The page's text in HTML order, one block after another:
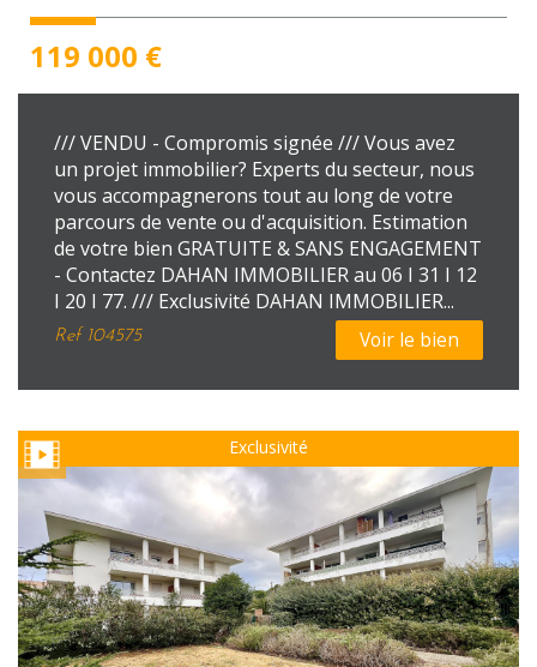
119 000 €
/// VENDU - Compromis signée /// Vous avez
un projet immobilier? Experts du secteur, nous
vous accompagnerons tout au long de votre
parcours de vente ou d'acquisition. Estimation
de votre bien GRATUITE & SANS ENGAGEMENT
- Contactez DAHAN IMMOBILIER au 06 I 31 I 12
I 20 I 77. /// Exclusivité DAHAN IMMOBILIER...
Ref104575 Voir le bien
Exclusivité